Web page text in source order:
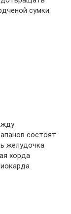
сумки.
состоят
желудочка
хорда